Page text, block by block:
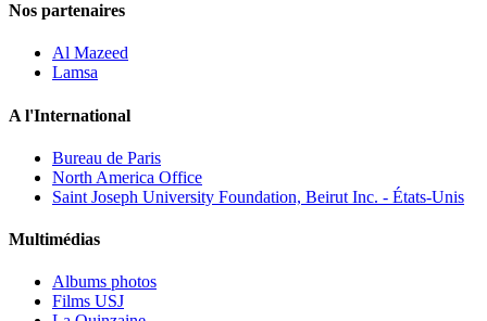
Nos partenaires
Al Mazeed
Lamsa
A l'International
Bureau de Paris
North America Office
Saint Joseph University Foundation, Beirut Inc. - États-Unis
Multimédias
Albums photos
Films USJ